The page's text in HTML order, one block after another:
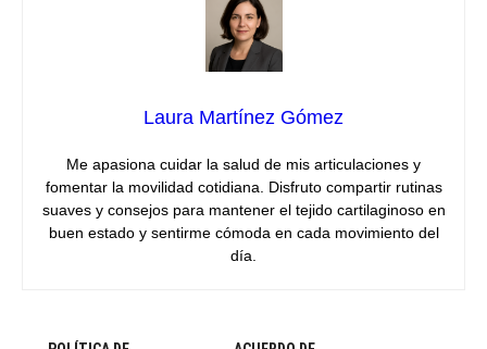
Laura Martínez Gómez
Me apasiona cuidar la salud de mis articulaciones y
fomentar la movilidad cotidiana. Disfruto compartir rutinas
suaves y consejos para mantener el tejido cartilaginoso en
buen estado y sentirme cómoda en cada movimiento del
día.